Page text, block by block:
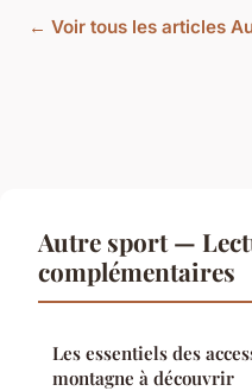
← Voir tous les articles
Autre sport —
complémentaires
Les essentiels des
montagne à découvrir